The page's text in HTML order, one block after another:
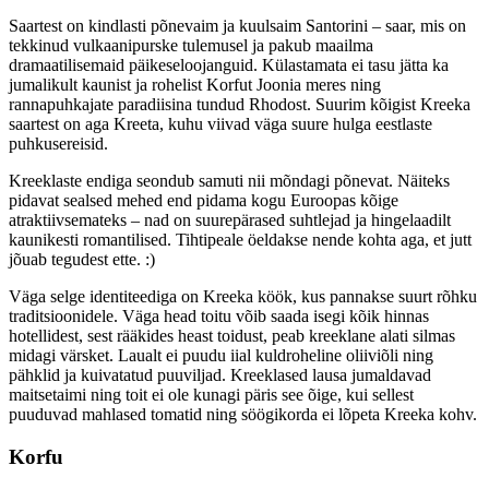
Saartest on kindlasti põnevaim ja kuulsaim Santorini – saar, mis on
tekkinud vulkaanipurske tulemusel ja pakub maailma
dramaatilisemaid päikeseloojanguid. Külastamata ei tasu jätta ka
jumalikult kaunist ja rohelist Korfut Joonia meres ning
rannapuhkajate paradiisina tundud Rhodost. Suurim kõigist Kreeka
saartest on aga Kreeta, kuhu viivad väga suure hulga eestlaste
puhkusereisid.
Kreeklaste endiga seondub samuti nii mõndagi põnevat. Näiteks
pidavat sealsed mehed end pidama kogu Euroopas kõige
atraktiivsemateks – nad on suurepärased suhtlejad ja hingelaadilt
kaunikesti romantilised. Tihtipeale öeldakse nende kohta aga, et jutt
jõuab tegudest ette. :)
Väga selge identiteediga on Kreeka köök, kus pannakse suurt rõhku
traditsioonidele. Väga head toitu võib saada isegi kõik hinnas
hotellidest, sest rääkides heast toidust, peab kreeklane alati silmas
midagi värsket. Laualt ei puudu iial kuldroheline oliiviõli ning
pähklid ja kuivatatud puuviljad. Kreeklased lausa jumaldavad
maitsetaimi ning toit ei ole kunagi päris see õige, kui sellest
puuduvad mahlased tomatid ning söögikorda ei lõpeta Kreeka kohv.
Korfu